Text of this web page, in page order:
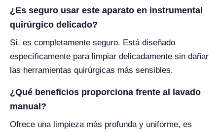
¿Es seguro usar este aparato en instrumental
quirúrgico delicado?
Sí, es completamente seguro. Está diseñado
específicamente para limpiar delicadamente sin dañar
las herramientas quirúrgicas más sensibles.
¿Qué beneficios proporciona frente al lavado
manual?
Ofrece una limpieza más profunda y uniforme, es